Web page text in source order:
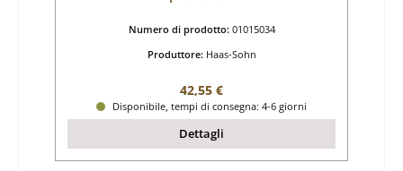
Numero di prodotto: 01015034
Produttore: Haas-Sohn
Prezzo normale:
42,55 €
Disponibile, tempi di consegna: 4-6 giorni
Dettagli